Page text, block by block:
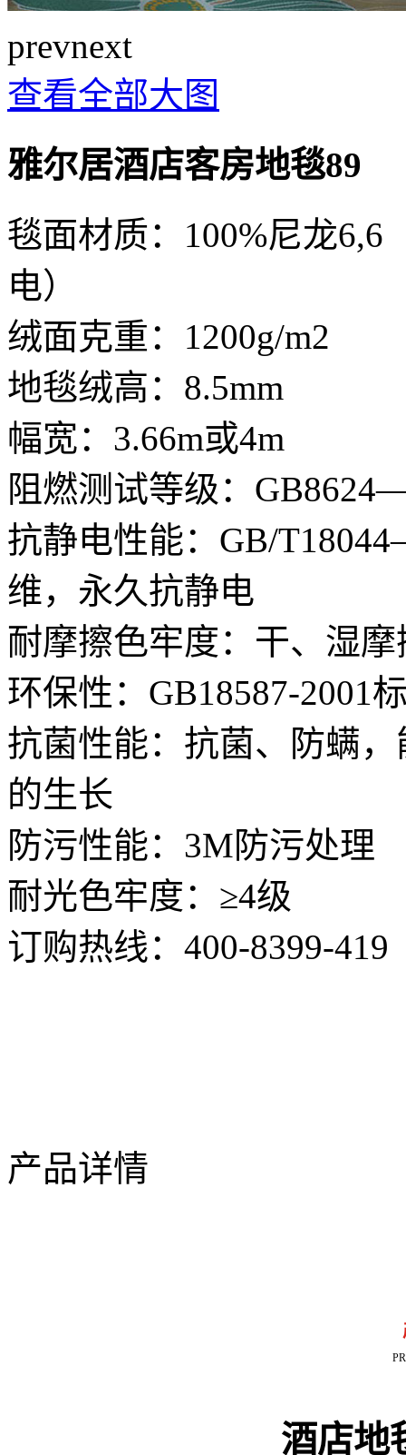
prevnext
查看全部大图
雅尔居酒店客房地毯89
毯面材质：100%尼龙
电）
绒面克重：1200g/m2
地毯绒高：8.5mm
幅宽：3.66m或4m
阻燃测试等级：
抗静电性能：GB/
维，永久抗静电
耐摩擦色牢度：干、湿
环保性：GB18587-2001
抗菌性能：抗菌、防螨
的生长
防污性能：3M防污处理
耐光色牢度：≥4级
订购热线： 400-8399-419
产品详情
酒店地